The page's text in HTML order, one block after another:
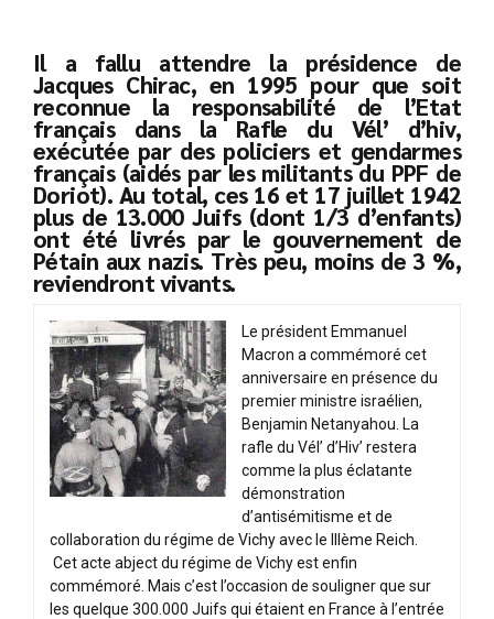
Il a fallu attendre la présidence de
Jacques Chirac, en 1995 pour que soit
reconnue la responsabilité de l’Etat
français dans la Rafle du Vél’ d’hiv,
exécutée par des policiers et gendarmes
français (aidés par les militants du PPF de
Doriot). Au total, ces 16 et 17 juillet 1942
plus de 13.000 Juifs (dont 1/3 d’enfants)
ont été livrés par le gouvernement de
Pétain aux nazis. Très peu, moins de 3 %,
reviendront vivants.
Le président Emmanuel
Macron a commémoré cet
anniversaire en présence du
premier ministre israélien,
Benjamin Netanyahou. La
rafle du Vél’ d’Hiv’ restera
comme la plus éclatante
démonstration
d’antisémitisme et de
collaboration du régime de Vichy avec le IIIème Reich.
Cet acte abject du régime de Vichy est enfin
commémoré. Mais c’est l’occasion de souligner que sur
les quelque 300.000 Juifs qui étaient en France à l’entrée